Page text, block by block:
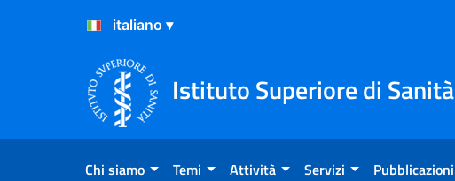
Salta al Contenuto
Salta al Footer
Istituto Superiore di Sanità
Chi siamo Temi Attività Servizi Pubblicazioni